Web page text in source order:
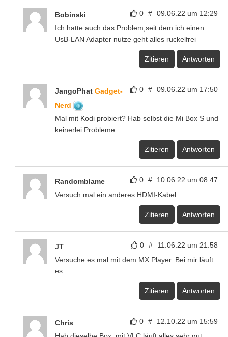
0 # 09.06.22 um 12:29
Bobinski
Ich hatte auch das Problem,seit dem ich einen
UsB-LAN Adapter nutze geht alles ruckelfrei
Zitieren Antworten
0 # 09.06.22 um 17:50
JangoPhat Gadget-
Nerd
Mal mit Kodi probiert? Hab selbst die Mi Box S und
keinerlei Probleme.
Zitieren Antworten
0 # 10.06.22 um 08:47
Randomblame
Versuch mal ein anderes HDMI-Kabel..
Zitieren Antworten
0 # 11.06.22 um 21:58
JT
Versuche es mal mit dem MX Player. Bei mir läuft
es.
Zitieren Antworten
0 # 12.10.22 um 15:59
Chris